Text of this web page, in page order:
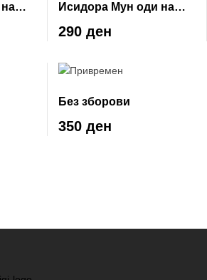
Исидора Мун оди на
балет
290 ден
Без зборови
350 ден